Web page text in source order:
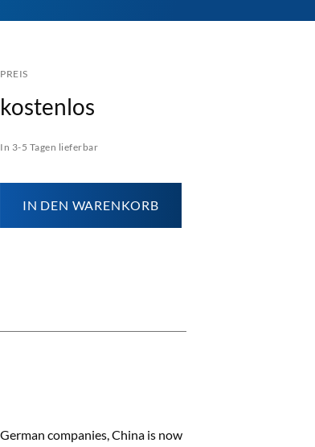
PREIS
kostenlos
In 3-5 Tagen lieferbar
IN DEN WARENKORB
companies, China is now